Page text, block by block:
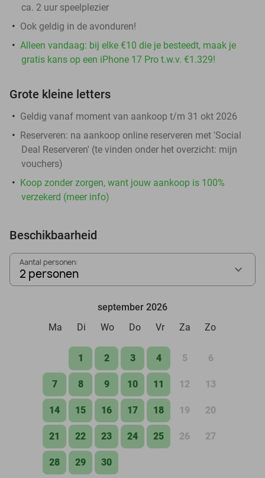
ca. 2 uur speelplezier
Ook geldig in de avonduren!
Alleen vandaag: bij elke €10 die je besteedt, maak je
gratis kans op een iPhone 17 Pro t.w.v. €1.329!
Grote kleine letters
Geldig vanaf moment van aankoop t/m 31 okt 2026
Reserveren: na aankoop online reserveren met 'Social
Deal Reserveren' (te vinden onder het overzicht: mijn
vouchers)
Koop zonder zorgen, want jouw aankoop is 100%
verzekerd (meer info)
Beschikbaarheid
Aantal personen:
2 personen
september 2026
Ma
Di Wo Do Vr Za Zo
1 2 3 4 5 6
7 8 9 10 11 12 13
14 15 16 17 18 19 20
21 22 23 24 25 26 27
28 29 30